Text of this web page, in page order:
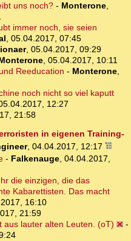
uns noch?- Monterone,
immer noch, sie seien
, 05.04.2017, 07:45
, 05.04.2017, 09:29
, 05.04.2017, 10:11
Reeducation - Monterone,
noch nicht so viel kaputt
12:27
21:58
in eigenen Training-
, 04.04.2017, 12:17
- Falkenauge, 04.04.2017,
die einzigen, die das
Kabarettisten. Das macht
16:10
21:59
aus lauter alten Leuten. (oT)
-